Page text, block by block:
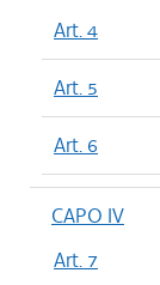
Art. 4
Art. 5
Art. 6
CAPO IV
Art. 7